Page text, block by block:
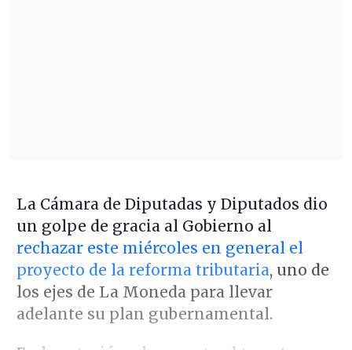
La Cámara de Diputadas y Diputados dio
un golpe de gracia al Gobierno al
rechazar este miércoles en general el
proyecto de la reforma tributaria, uno de
los ejes de La Moneda para llevar
adelante su plan gubernamental.